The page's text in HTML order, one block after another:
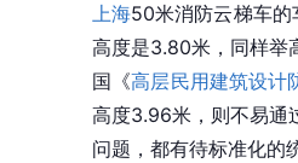
上海50米消防云梯车
高度是3.80米，同样举
国《高层民用建筑设计
高度3.96米，则不易通
问题，都有待标准化的